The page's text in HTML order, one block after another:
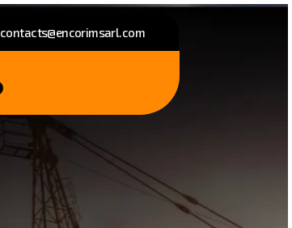
contacts@encorimsarl.com